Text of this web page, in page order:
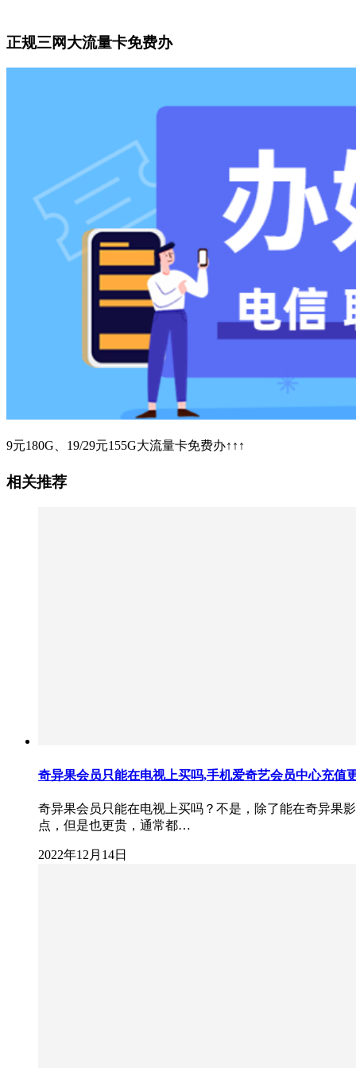
正规三网大流量卡免费办
9元180G、19/29元155G大流量卡免费办↑↑↑
相关推荐
奇异果会员只能在电视上买吗,手机爱奇艺会员中心充值
奇异果会员只能在电视上买吗？不是，除了能在奇异果
点，但是也更贵，通常都…
2022年12月14日